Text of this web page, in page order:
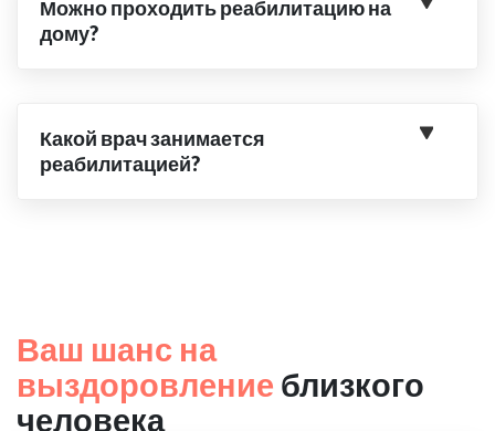
Можно проходить реабилитацию на
дому?
Какой врач занимается
реабилитацией?
Ваш шанс на
выздоровление близкого
человека